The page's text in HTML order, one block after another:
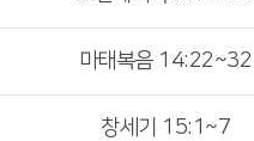
마태복음 14:22~32
창세기 15:1~7